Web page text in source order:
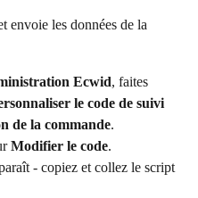
envoie les données de la
Ecwid, faites
le code de suivi
de la commande.
Modifier le code.
- copiez et collez le script